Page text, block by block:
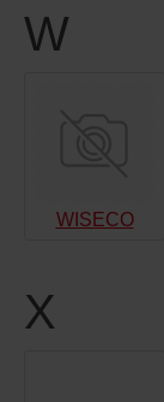
W
WISECO
X